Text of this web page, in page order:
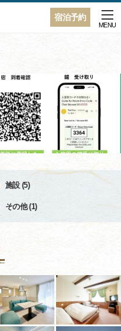
宿泊予約
MENU
施設 (5)
その他 (1)